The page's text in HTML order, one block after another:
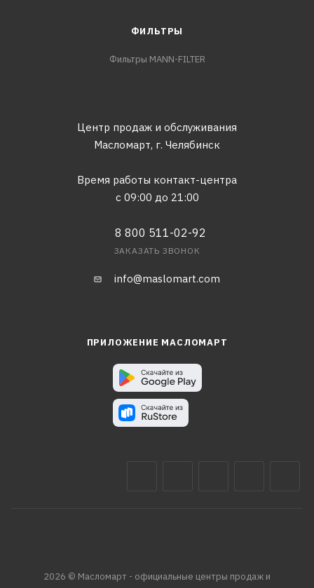
ФИЛЬТРЫ
Фильтры MANN-FILTER
Центр продаж и обслуживания
Масломарт, г. Челябинск
Время работы контакт-центра
с 09:00 до 21:00
8 800 511-02-92
ЗАКАЗАТЬ ЗВОНОК
info@maslomart.com
ПРИЛОЖЕНИЕ МАСЛОМАРТ
2026 © Масломарт - официальные центры продаж и